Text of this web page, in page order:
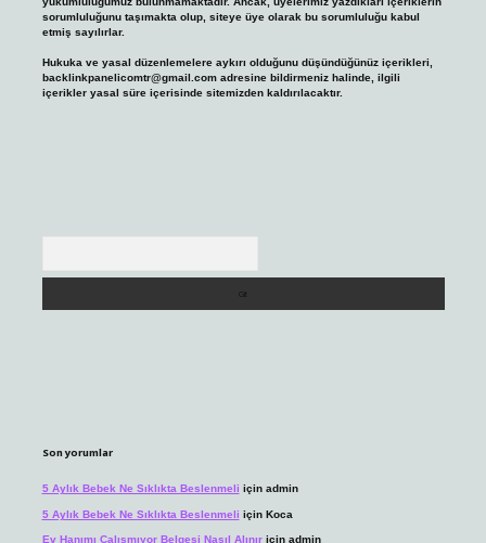
sorumluluğunu taşımakta olup, siteye üye olarak bu sorumluluğu kabul
etmiş sayılırlar.
Hukuka ve yasal düzenlemelere aykırı olduğunu düşündüğünüz içerikleri,
backlinkpanelicomtr@gmail.comadresine bildirmeniz halinde, ilgili
içerikler yasal süre içerisinde sitemizden kaldırılacaktır.
Son yorumlar
5 Aylık Bebek Ne Sıklıkta Beslenmeli için admin
5 Aylık Bebek Ne Sıklıkta Beslenmeli için Koca
Ev Hanımı Çalışmıyor Belgesi Nasıl Alınıriçin admin